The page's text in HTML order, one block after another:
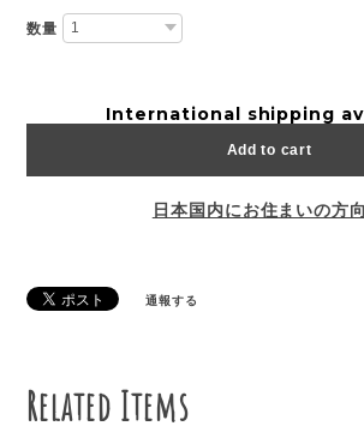
数量
International shipping
Add to cart
日本国内にお住まいの方
通報する
Related Items